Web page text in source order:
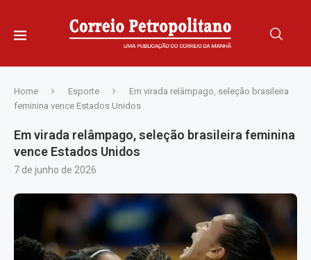
Home Esporte
Em virada relâmpago, seleção brasileira
feminina vence Estados Unidos
Em virada relâmpago, seleção brasileira feminina
vence Estados Unidos
7 de junho de 2026